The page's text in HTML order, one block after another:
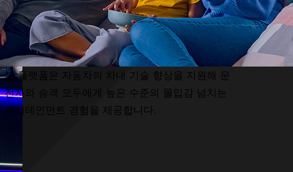
본 플랫폼은 자동차의 차내 기술 향상을 지원해 운
전자와 승객 모두에게 높은 수준의 몰입감 넘치는
엔터테인먼트 경험을 제공합니다.